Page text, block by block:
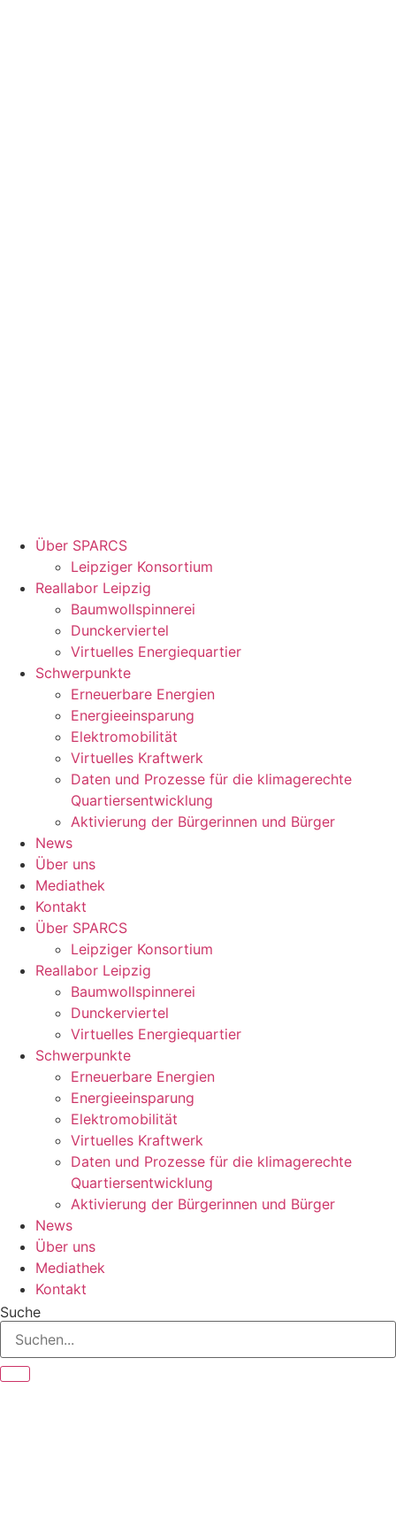
Über SPARCS
Leipziger Konsortium
Reallabor Leipzig
Baumwollspinnerei
Dunckerviertel
Virtuelles Energiequartier
Schwerpunkte
Erneuerbare Energien
Energieeinsparung
Elektromobilität
Virtuelles Kraftwerk
Daten und Prozesse für die klimagerechte
Quartiersentwicklung
Aktivierung der Bürgerinnen und Bürger
News
Über uns
Mediathek
Kontakt
Über SPARCS
Leipziger Konsortium
Reallabor Leipzig
Baumwollspinnerei
Dunckerviertel
Virtuelles Energiequartier
Schwerpunkte
Erneuerbare Energien
Energieeinsparung
Elektromobilität
Virtuelles Kraftwerk
Daten und Prozesse für die klimagerechte
Quartiersentwicklung
Aktivierung der Bürgerinnen und Bürger
News
Über uns
Mediathek
Kontakt
Suche